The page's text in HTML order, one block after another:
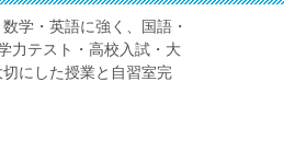
学・英語に強く、国語・
力テスト・高校入試・大
にした授業と自習室完